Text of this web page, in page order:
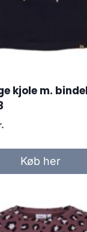
kjole m.
is:
105.00 kr..
Køb her